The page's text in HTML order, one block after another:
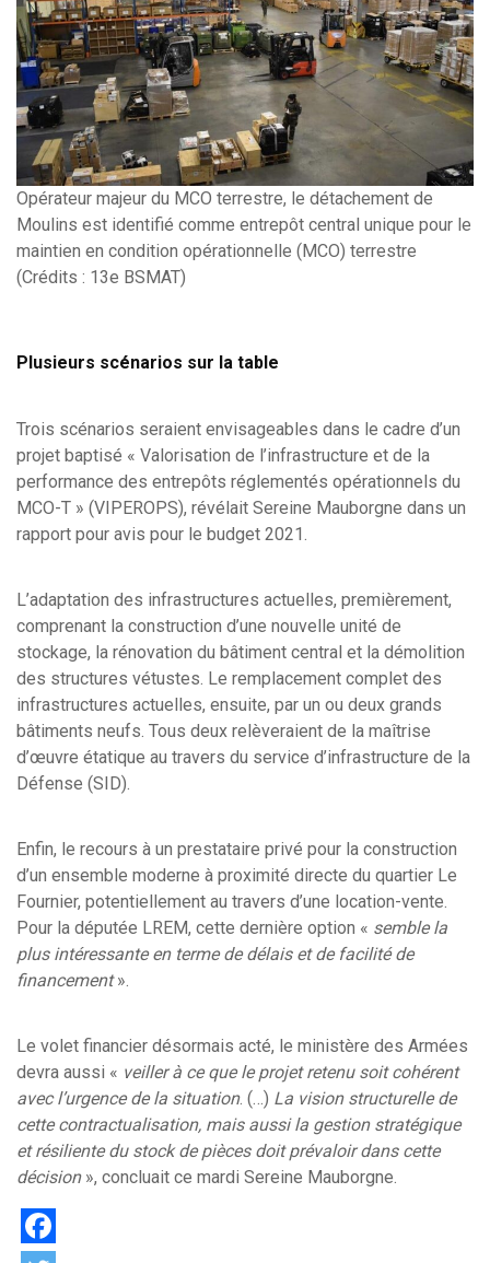
Opérateur majeur du MCO terrestre, le détachement de
Moulins est identifié comme entrepôt central unique pour le
maintien en condition opérationnelle (MCO) terrestre
(Crédits : 13e BSMAT)
Plusieurs scénarios sur la table
Trois scénarios seraient envisageables dans le cadre d’un
projet baptisé « Valorisation de l’infrastructure et de la
performance des entrepôts réglementés opérationnels du
MCO-T » (VIPEROPS), révélait Sereine Mauborgne dans un
rapport pour avis pour le budget 2021.
L’adaptation des infrastructures actuelles, premièrement,
comprenant la construction d’une nouvelle unité de
stockage, la rénovation du bâtiment central et la démolition
des structures vétustes. Le remplacement complet des
infrastructures actuelles, ensuite, par un ou deux grands
bâtiments neufs. Tous deux relèveraient de la maîtrise
d’œuvre étatique au travers du service d’infrastructure de la
Défense (SID).
Enfin, le recours à un prestataire privé pour la construction
d’un ensemble moderne à proximité directe du quartier Le
Fournier, potentiellement au travers d’une location-vente.
Pour la députée LREM, cette dernière option « semble la
plus intéressante en terme de délais et de facilité de
financement».
Le volet financier désormais acté, le ministère des Armées
devra aussi « veiller à ce que le projet retenu soit cohérent
avec l’urgence de la situation. (…) La vision structurelle de
cette contractualisation, mais aussi la gestion stratégique
et résiliente du stock de pièces doit prévaloir dans cette
décision», concluait ce mardi Sereine Mauborgne.